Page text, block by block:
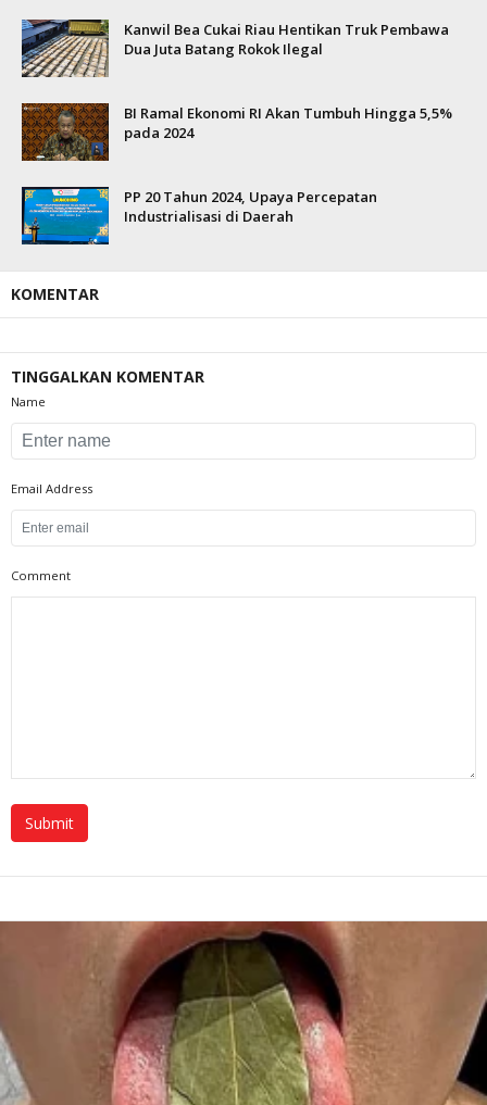
Kanwil Bea Cukai Riau Hentikan Truk Pembawa
Dua Juta Batang Rokok Ilegal
BI Ramal Ekonomi RI Akan Tumbuh Hingga 5,5%
pada 2024
PP 20 Tahun 2024, Upaya Percepatan
Industrialisasi di Daerah
KOMENTAR
TINGGALKAN KOMENTAR
Name
Email Address
Comment